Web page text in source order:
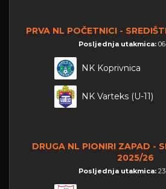
PRVA NL POČETNICI -
Posljednja utakmica:
NK Koprivnica
NK Varteks (U-11)
DRUGA NL PIONIRI ZAPAD -
2025/26
Posljednja utakmica: